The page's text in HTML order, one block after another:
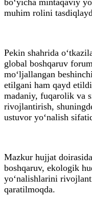
muhim rolini
Pekin shahrida
global boshqaruv
mo‘ljallangan
etilgani ham qayd
madaniy, fuqarolik va
rivojlantirish,
ustuvor yo‘nalish
Mazkur hujjat
boshqaruv, ekologik
yo‘nalishlarini
qaratilmoqda.